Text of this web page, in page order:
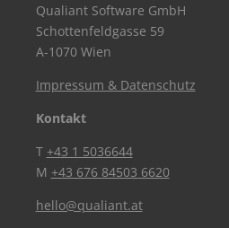
Qualiant Software GmbH
Schottenfeldgasse 59
A-1070 Wien
Impressum & Datenschutz
Kontakt
T +43 1 5036644
M +43 676 84503 6620
hello@qualiant.at